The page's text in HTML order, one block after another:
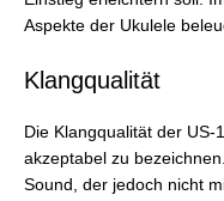
Aspekte der Ukulele
Klangqualität
Die Klangqualität der
akzeptabel zu
Sound, der jedoch nicht